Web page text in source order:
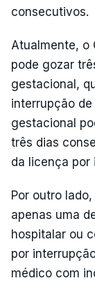
consecutivos.
Atualmente, o
pode gozar
gestacional,
interrupção
gestacional
três dias
da licença por
Por outro
apenas uma
hospitalar ou
por
médico com